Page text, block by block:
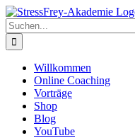
Zum
Inhalt
springen
Suche
nach:
Willkommen
Online Coaching
Vorträge
Shop
Blog
YouTube